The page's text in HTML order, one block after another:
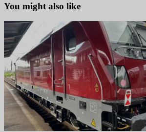
You might also like